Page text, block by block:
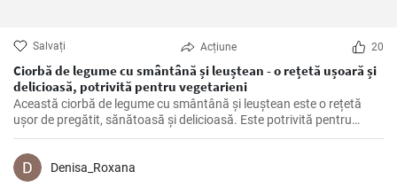
Salvați Acțiune 20
Ciorbă de legume cu smântână și leuștean - o rețetă ușoară și
delicioasă, potrivită pentru vegetarieni
Această ciorbă de legume cu smântână și leuștean este o rețetă
ușor de pregătit, sănătoasă și delicioasă. Este potrivită pentru
vegetarieni, deoarece nu conține carne, dar este plină de legume
proaspete și arome delicioase.
Denisa_Roxana